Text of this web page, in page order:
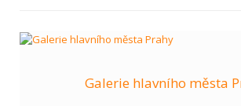
Galerie hlavního města